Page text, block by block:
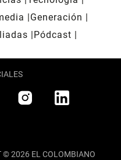
Generación
Pódcast
© 2026 EL COLOMBIANO